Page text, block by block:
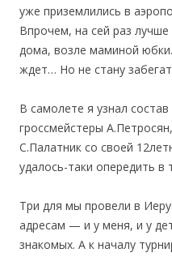
уже приземлились в
Впрочем, на сей раз
дома, возле маминой
ждет… Но не стану
В самолете я узнал
гроссмейстеры
С.Палатник со своей
удалось-таки опередить в
Три для мы провели в
адресам — и у меня, и у
знакомых. А к началу